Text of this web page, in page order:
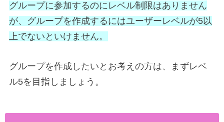
グループに参加するのにレベル制限はありません
が、グループを作成するにはユーザーレベルが5以
上でないといけません。
グループを作成したいとお考えの方は、まずレベ
ル5を目指しましょう。